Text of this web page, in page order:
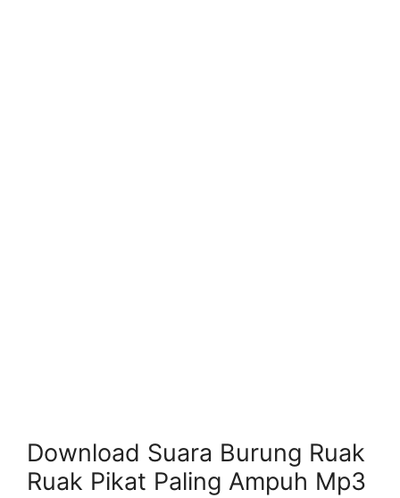
Download Suara Burung Ruak
Ruak Pikat Paling Ampuh Mp3